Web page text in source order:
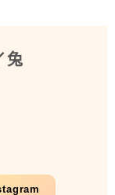
兔